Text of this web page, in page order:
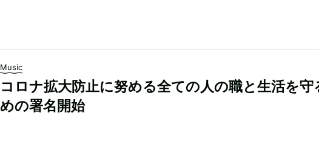
Music
コロナ拡大防止に努める全ての人の職と生活を守
めの署名開始